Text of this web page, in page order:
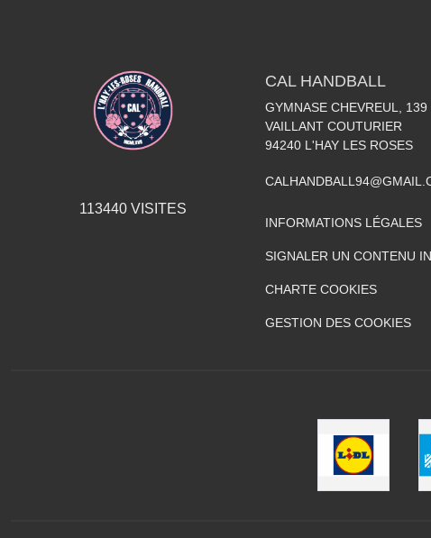
113440VISITES
CAL HANDBALL
GYMNASE CHEVREUL, 139
VAILLANT COUTURIER
94240 L'HAY LES ROSES
INFORMATIONS LÉGALES
SIGNALER UN CONTENU
CHARTE COOKIES
GESTION DES COOKIES